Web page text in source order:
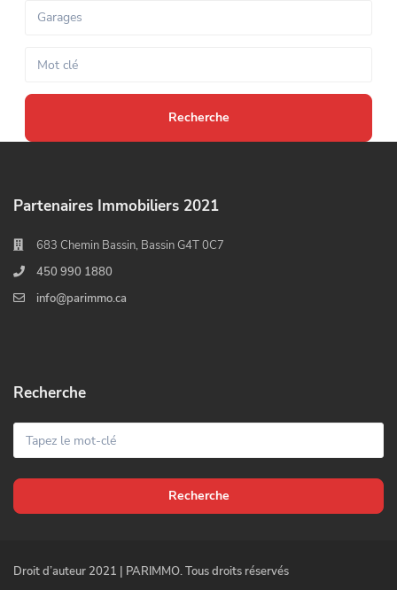
Partenaires Immobiliers 2021
683 Chemin Bassin, Bassin G4T 0C7
450 990 1880
info@parimmo.ca
Recherche
Recherche
Droit d’auteur 2021 | PARIMMO. Tous droits réservés